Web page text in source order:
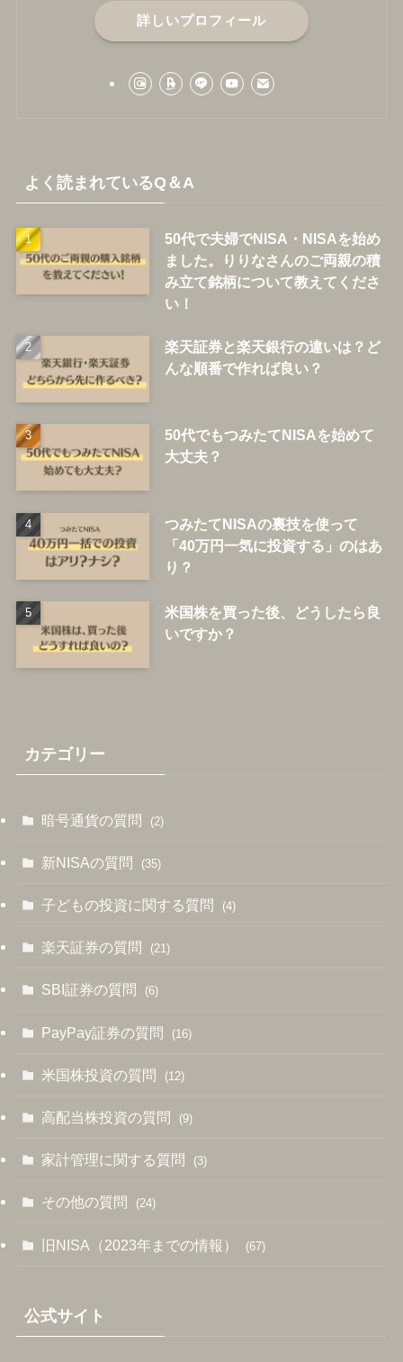
詳しいプロフィール
よく読まれているQ＆A
50代で夫婦でNISA・NISAを始め
ました。りりなさんのご両親の積
み立て銘柄について教えてくださ
い！
楽天証券と楽天銀行の違いは？ど
んな順番で作れば良い？
50代でもつみたてNISAを始めて
大丈夫？
つみたてNISAの裏技を使って
「40万円一気に投資する」のはあ
り？
米国株を買った後、どうしたら良
いですか？
カテゴリー
暗号通貨の質問 (2)
新NISAの質問 (35)
子どもの投資に関する質問 (4)
楽天証券の質問 (21)
SBI証券の質問 (6)
PayPay証券の質問 (16)
米国株投資の質問 (12)
高配当株投資の質問 (9)
家計管理に関する質問 (3)
その他の質問 (24)
旧NISA（2023年までの情報） (67)
公式サイト